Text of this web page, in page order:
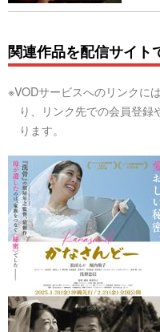
関連作品を配信サイト
※VODサービスへのリンクに
り、リンク先での会員登
ります。